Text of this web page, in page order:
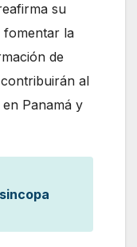
su
fomentar la
de
al
Panamá y